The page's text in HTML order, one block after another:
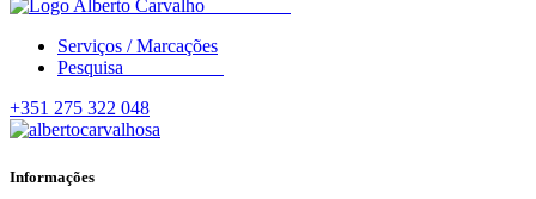
Serviços / Marcações
Pesquisa
+351 275 322 048
Informações